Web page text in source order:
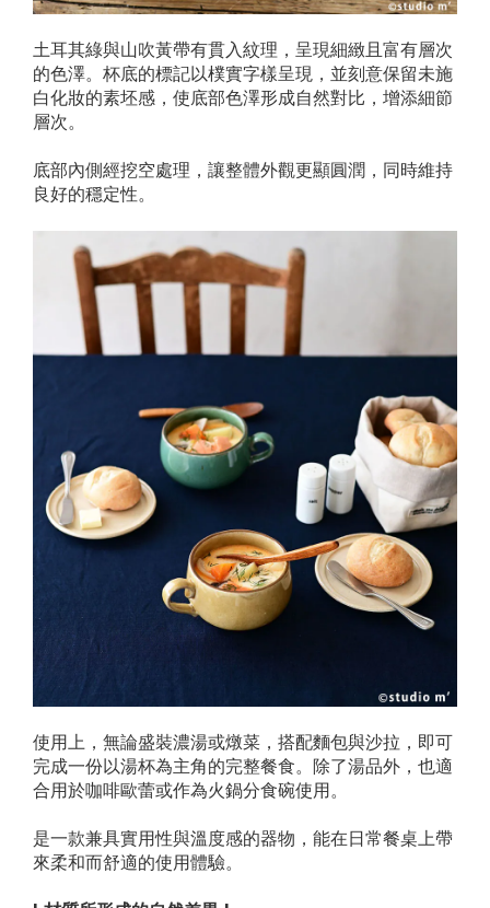
土耳其綠與山吹黃帶有貫入紋理，呈現細緻且富有層次
的色澤。杯底的標記以樸實字樣呈現，並刻意保留未施
白化妝的素坯感，使底部色澤形成自然對比，增添細節
層次。
底部內側經挖空處理，讓整體外觀更顯圓潤，同時維持
良好的穩定性。
使用上，無論盛裝濃湯或燉菜，搭配麵包與沙拉，即可
完成一份以湯杯為主角的完整餐食。除了湯品外，也適
合用於咖啡歐蕾或作為火鍋分食碗使用。
是一款兼具實用性與溫度感的器物，能在日常餐桌上帶
來柔和而舒適的使用體驗。